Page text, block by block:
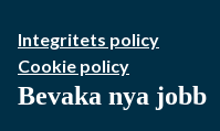
Integritets policy
Cookie policy
Bevaka nya jobb